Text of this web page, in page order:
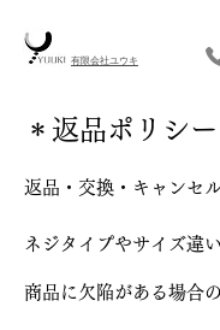
​有限会社ユウキ
​＊返品ポリシー
ネジタイプやサイズ違
商品に欠陥がある場合
返品・交換・キャンセ